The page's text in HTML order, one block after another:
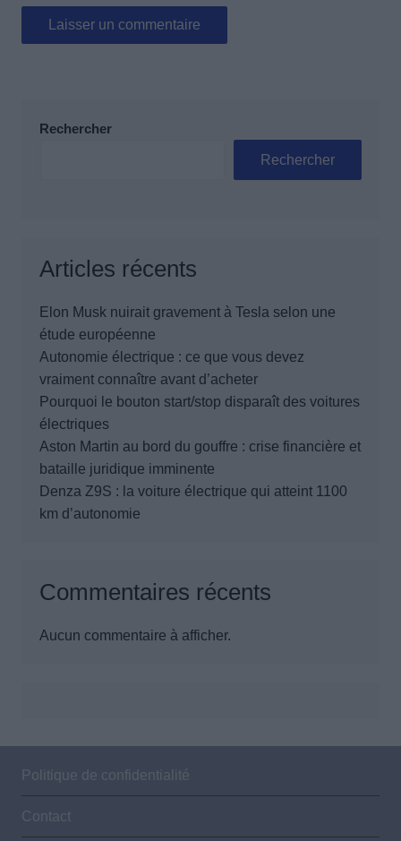
Rechercher
Rechercher
Articles récents
Elon Musk nuirait gravement à Tesla selon une
étude européenne
Autonomie électrique : ce que vous devez
vraiment connaître avant d’acheter
Pourquoi le bouton start/stop disparaît des voitures
électriques
Aston Martin au bord du gouffre : crise financière et
bataille juridique imminente
Denza Z9S : la voiture électrique qui atteint 1100
km d’autonomie
Commentaires récents
Aucun commentaire à afficher.
Politique de confidentialité
Contact